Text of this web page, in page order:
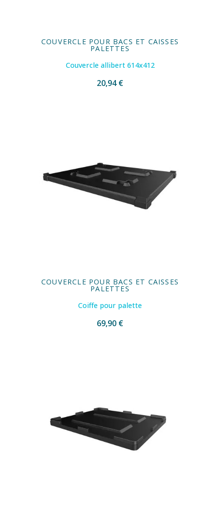
COUVERCLE POUR BACS ET CAISSES
PALETTES
Couvercle allibert 614x412
20,94 €
COUVERCLE POUR BACS ET CAISSES
PALETTES
Coiffe pour palette
69,90 €